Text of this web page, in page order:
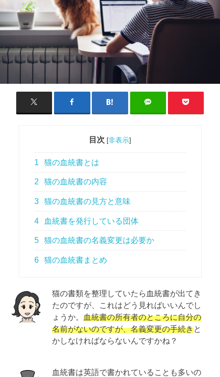
目次 [非表示]
1 猫の血統書とは
2 猫の血統書の内容
3 猫の血統書の見方と意味
4 血統書を発行している団体
5 猫の血統書の名義変更は必要か
6 猫の血統書まとめ
猫の書類を整理していたら血統書が出てき
たのですが、これはどう見ればいいんでし
ょうか。血統書の所有者のところに自分の
名前がないのですが、名義変更の手続きと
かしなければならないんですかね？
血統書は英語で書かれていることも多いの